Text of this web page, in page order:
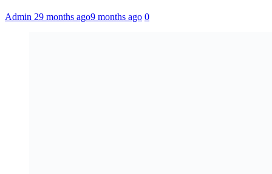
Admin 29 months ago9 months ago 0